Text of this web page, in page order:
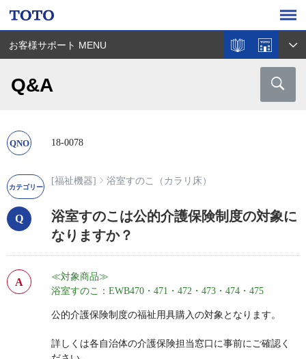
お客様サポート MENU
Q&A
18-0078
[福祉機器] 浴室すのこ（カラリ床）
浴室すのこは公的介護保険制度の対象に
なりますか？
≪対象商品≫
浴室すのこ：EWB470・471・472・473・474・475
公的介護保険制度の福祉用具購入の対象となります。
詳しくは各自治体の介護保険担当窓口に事前にご確認く